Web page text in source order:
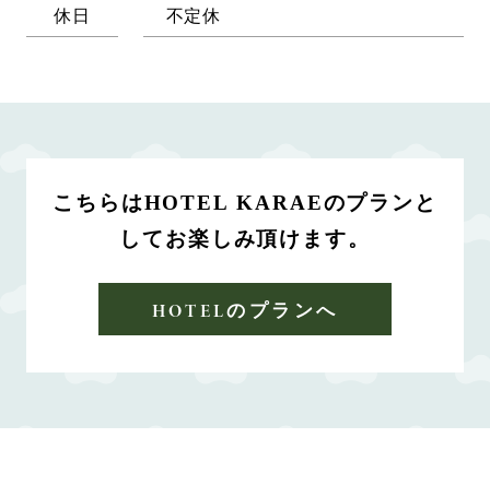
休日 不定休
こちらはHOTEL KARAEのプランと
してお楽しみ頂けます。
HOTELのプランへ